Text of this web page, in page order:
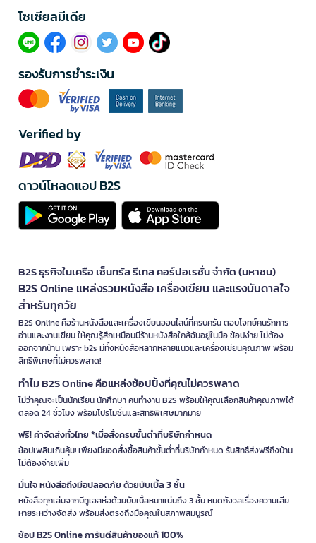
โซเซียลมีเดีย​
รองรับการชำระเงิน
Verified by
ดาวน์โหลดแอป B2S
B2S ธุรกิจในเครือ เซ็นทรัล รีเทล คอร์ปอเรชั่น จำกัด (มหาชน)
B2S Online แหล่งรวมหนังสือ เครื่องเขียน และแรงบันดาลใจ
สำหรับทุกวัย
B2S Online คือร้านหนังสือและเครื่องเขียนออนไลน์ที่ครบครัน ตอบโจทย์คนรักการ
อ่านและงานเขียน ให้คุณรู้สึกเหมือนมีร้านหนังสือใกล้ฉันอยู่ในมือ ช้อปง่าย ไม่ต้อง
ออกจากบ้าน เพราะ b2s มีทั้งหนังสือหลากหลายแนวและเครื่องเขียนคุณภาพ พร้อม
สิทธิพิเศษที่ไม่ควรพลาด!
ทำไม B2S Online คือแหล่งช้อปปิ้งที่คุณไม่ควรพลาด
ไม่ว่าคุณจะเป็นนักเรียน นักศึกษา คนทำงาน B2S พร้อมให้คุณเลือกสินค้าคุณภาพได้
ตลอด 24 ชั่วโมง พร้อมโปรโมชั่นและสิทธิพิเศษมากมาย
ฟรี! ค่าจัดส่งทั่วไทย *เมื่อสั่งครบขั้นต่ำที่บริษัทกำหนด
ช้อปเพลินเกินคุ้ม! เพียงมียอดสั่งซื้อสินค้าขั้นต่ำที่บริษัทกำหนด รับสิทธิ์ส่งฟรีถึงบ้าน
ไม่ต้องจ่ายเพิ่ม
มั่นใจ หนังสือถึงมือปลอดภัย ด้วยบับเบิ้ล 3 ชั้น
หนังสือทุกเล่มจากบีทูเอสห่อด้วยบับเบิ้ลหนาแน่นถึง 3 ชั้น หมดกังวลเรื่องความเสีย
หายระหว่างจัดส่ง พร้อมส่งตรงถึงมือคุณในสภาพสมบูรณ์
ช้อป B2S Online การันตีสินค้าของแท้ 100%